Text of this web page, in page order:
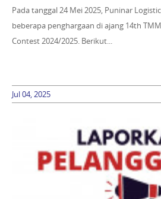
Pada tanggal 24 Mei 2025, Puninar
beberapa penghargaan di ajang 14th
Contest 2024/2025. Berikut...
Jul 04, 2025